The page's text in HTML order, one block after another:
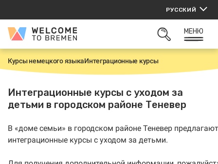
содержанию
РУССКИЙ
Welcome
ОТКРЫТЬ
МЕНЮ
Г
л
в
н
а
я
Курсы немецкого языкаИнтеграционные курсы
Интеграционные курсы с уходом за
детьми в городском районе Теневер
В «доме семьи» в городском районе Теневер
интеграционные курсы с уходом за детьми.